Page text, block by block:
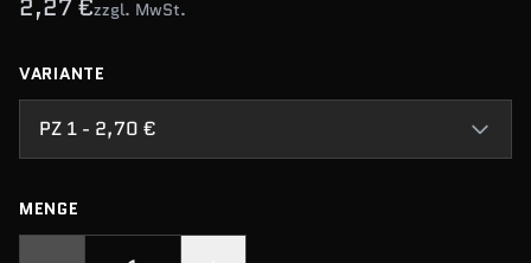
2,27 €zzgl. MwSt.
VARIANTE
PZ 1 - 2,70 €
MENGE